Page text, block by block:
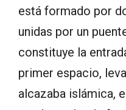
está formado por
unidas por un
constituye la
primer espacio,
alcazaba islámica,